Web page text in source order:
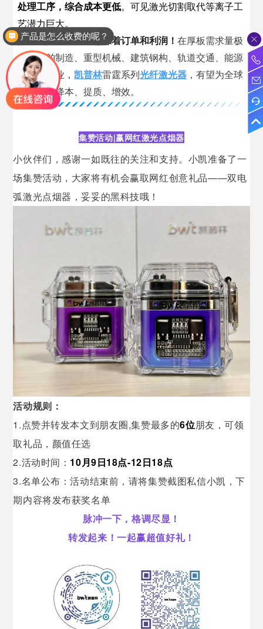
处理工序，综合成本更低。可见激光切割取代等离子工
艺潜力巨大。
效率就是竞争力，意味着订单和利润！在厚板需求量极
大的船舶制造、重型机械、建筑钢构、轨道交通、能源
电力等行业， 凯普林雷霆系列光纤激光器 ，有望为全球
用户实现降本、提质、增效。
集赞活动|赢网红激光点烟器
小伙伴们，感谢一如既往的关注和支持。小凯准备了一
场集赞活动，大家将有机会赢取网红创意礼品——双电
弧激光点烟器，妥妥的黑科技哦！
活动规则：
1.点赞并转发本文到朋友圈,集赞最多的6位朋友，可领
取礼品，颜值任选
2.活动时间： 10月9日18点-12日18点
3.名单公布：活动结束前，请将集赞截图私信小凯，下
期内容将发布获奖名单
脉冲一下，格调尽显！
转发起来！一起赢超值好礼！
产品是怎么收费的呢？
介绍下你们产品的参数